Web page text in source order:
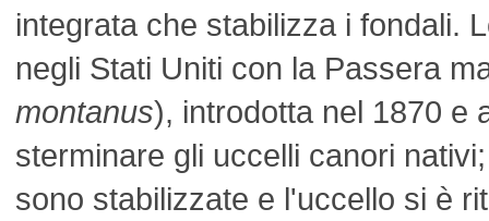
integrata che stabilizza i fondali.
negli Stati Uniti con la Passera
montanus), introdotta nel 1870 e
sterminare gli uccelli canori
sono stabilizzate e l'uccello si è